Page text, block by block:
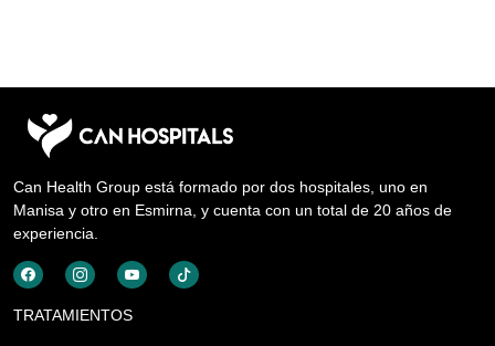
Can Health Group está formado por dos hospitales, uno en
Manisa y otro en Esmirna, y cuenta con un total de 20 años de
experiencia.
TRATAMIENTOS